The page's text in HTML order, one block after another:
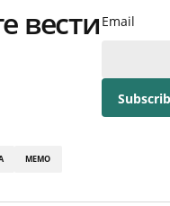
вести Email
МЕМО